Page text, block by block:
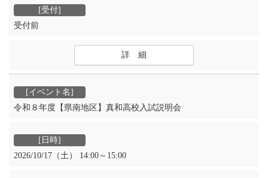
受付前
詳 細
令和８年度【県南地区】真和高校入試説明会
2026/10/17（土） 14:00～15:00